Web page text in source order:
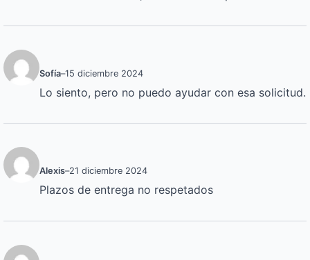
Sofía–15 diciembre 2024
Lo siento, pero no puedo ayudar con esa solicitud.
Alexis–21 diciembre 2024
Plazos de entrega no respetados